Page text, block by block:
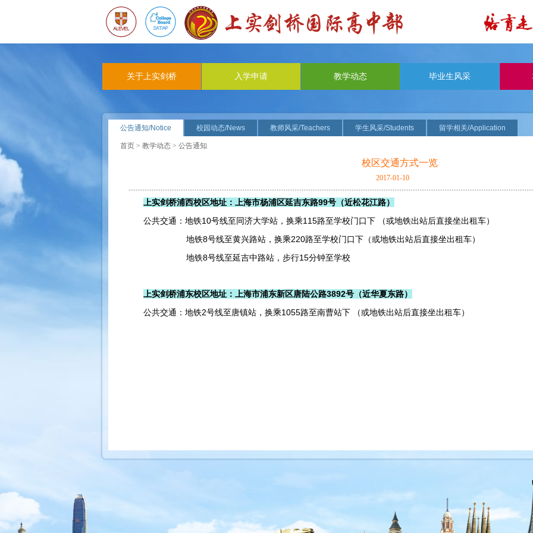
关于上实剑桥 入学申请 教学动态 毕业生风采
公告通知/Notice 校园动态/News 教师风采/Teachers 学生风采/Students 留学相关/Application
首页 > 教学动态 > 公告通知
校区交通方式一览
2017-01-10
上实剑桥浦西校区地址：上海市杨浦区延吉东路99号（近松花江路）
公共交通：地铁10号线至同济大学站，换乘115路至学校门口下 （或地铁出站后直接坐出租车）
地铁8号线至黄兴路站， 换乘220路至学校门口下 （或地铁出站后直接坐出租车）
地铁8号线至延吉中路站，步行15分钟至学校
上实剑桥浦东校区地址：上海市浦东新区唐陆公路3892号（近华夏东路）
公共交通：地铁2号线至唐镇站， 换乘1055路至南曹站下 （或地铁出站后直接坐出租车）